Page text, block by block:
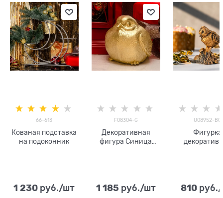
66-613
Кованая подставка
на подоконник
1 230 руб./шт
F08304-G
Декоративная
фигура Синица
1 185 руб./шт
U08952-BG
Фигурка
810